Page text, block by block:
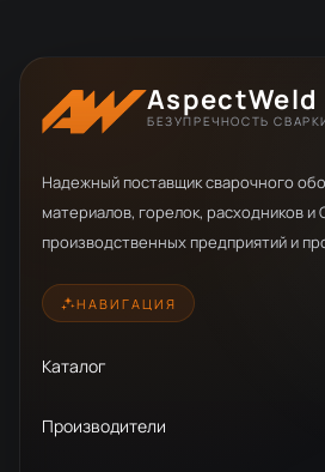
AspectWeld
БЕЗУПРЕЧНОСТЬ
Надежный поставщик сварочного
материалов, горелок, расходников и
производственных предприятий и
НАВИГАЦИЯ
Каталог
Производители